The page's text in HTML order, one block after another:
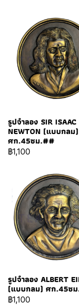
รูปจำลอง SIR ISAAC
NEWTON (แบบกลม)
ศก.45ซม.##
฿1,100
รูปจำลอง ALBERT
(แบบกลม) ศก.45ซ
฿1,100